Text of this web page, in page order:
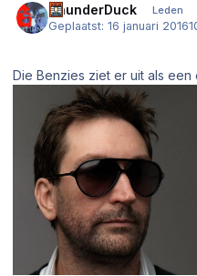
ThunderDuck Leden
Geplaatst:16 januari 2016
Die Benzies ziet er uit als